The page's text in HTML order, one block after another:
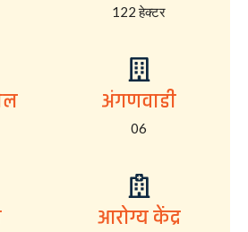
122 हेक्टर
अंगणवाडी
06
आरोग्य केंद्र